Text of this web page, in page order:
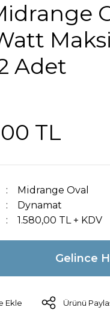
Adet
TL
Midrange Oval
Dynamat
1.580,00 TL + KDV
Gelince
Ürünü